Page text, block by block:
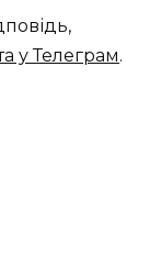
у Телеграм.